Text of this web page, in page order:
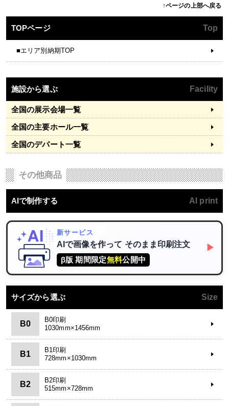
TOPページ Top
■エリア別納期TOP
施設から選ぶ Facility
全国の展示会場一覧
全国の主要ホール一覧
全国のデパート一覧
その他商品
AIで制作する AI print
新サービス
AIで画像を作って そのまま印刷注文
β版 期間限定無料公開中
▶
サイズから選ぶ Size
B0
B0印刷
1030mm×1456mm
B1
B1印刷
728mm×1030mm
B2
B2印刷
515mm×728mm
↑ページの上部へ戻る